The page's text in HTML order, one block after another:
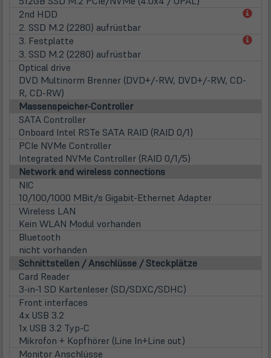
2nd HDD
2. SSD M.2 (2280) aufrüstbar
3. Festplatte
3. SSD M.2 (2280) aufrüstbar
Optical drive
DVD Multinorm Brenner (DVD+/-RW, DVD+/-RW, CD-
R, CD-RW)
Massenspeicher-Controller
SATA Controller
Onboard Intel RSTe SATA RAID (RAID 0/1)
PCIe NVMe Controller
Integrated NVMe Controller (RAID 0/1/5)
Network and wireless connections
NIC
10/100/1000 MBit/s Gigabit-Ethernet Adapter
Wireless LAN
Kein WLAN Modul vorhanden
Bluetooth
nicht vorhanden
Schnittstellen / Anschlüsse / Steckplätze
Card Reader
3-in-1 SD Kartenleser (SD/SDXC/SDHC)
Front interfaces
4x USB 3.2
1x USB 3.2 Typ-C
Mikrofon + Kopfhörer (Line In+Line out)
Monitor Anschlüsse